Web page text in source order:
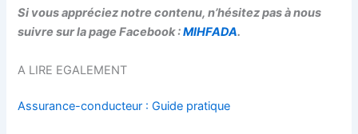
Si vous appréciez notre contenu, n’hésitez pas à nous
suivre sur la page Facebook :MIHFADA.
A LIRE EGALEMENT
Assurance-conducteur : Guide pratique